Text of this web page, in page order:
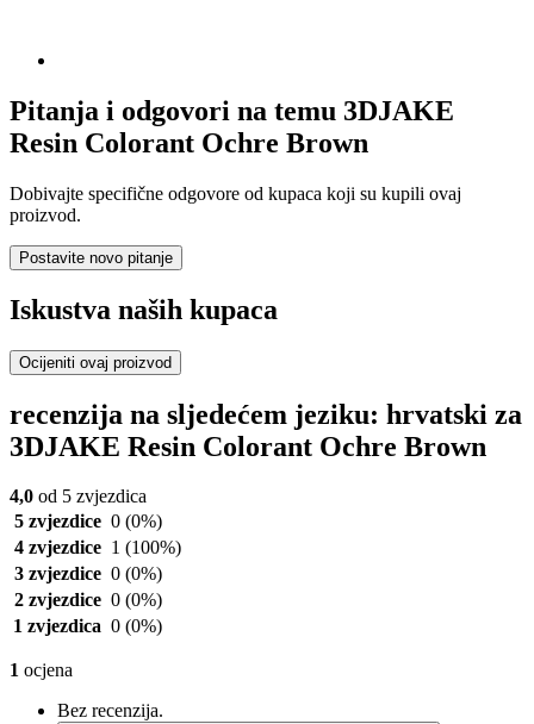
Pitanja i odgovori na temu 3DJAKE
Resin Colorant Ochre Brown
Dobivajte specifične odgovore od kupaca koji su kupili ovaj
proizvod.
Postavite novo pitanje
Iskustva naših kupaca
Ocijeniti ovaj proizvod
recenzija na sljedećem jeziku: hrvatski za
3DJAKE Resin Colorant Ochre Brown
4,0 od 5 zvjezdica
5 zvjezdice 0 (0%)
4 zvjezdice 1 (100%)
3 zvjezdice 0 (0%)
2 zvjezdice 0 (0%)
1 zvjezdica 0 (0%)
1 ocjena
Bez recenzija.